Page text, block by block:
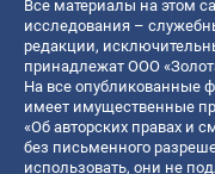
Все материалы на этом
исследования –
редакции,
принадлежат ООО
На все опубликованные
имеет имущественные
«Об авторских правах и
без письменного
использовать, они не